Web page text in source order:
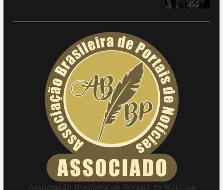
Associação Brasileira de Portais de Notícias